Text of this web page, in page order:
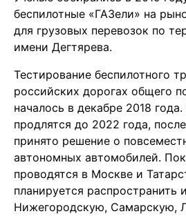
беспилотные «ГАЗели» на
для грузовых перевозок по
имени Дегтярева.
Тестирование беспилотного
российских дорогах общего
началось в декабре 2018
продлятся до 2022 года,
принято решение о
автономных автомобилей.
проводятся в Москве и
планируется распространить
Нижегородскую, Самарскую,